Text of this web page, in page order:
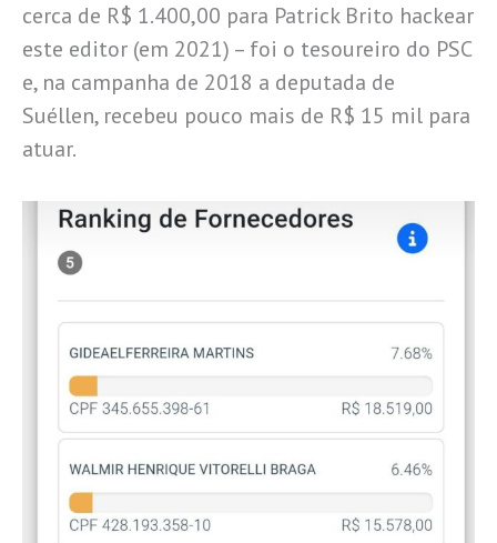
cerca de R$ 1.400,00 para Patrick Brito hackear
este editor (em 2021) – foi o tesoureiro do PSC
e, na campanha de 2018 a deputada de
Suéllen, recebeu pouco mais de R$ 15 mil para
atuar.